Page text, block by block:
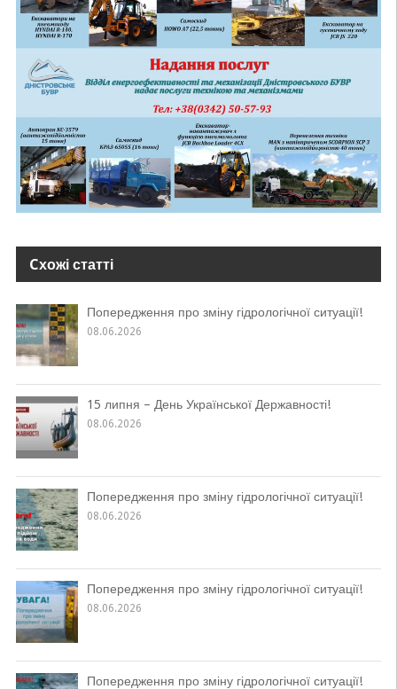
Cхожі статті
Попередження про зміну гідрологічної ситуації!
08.06.2026
15 липня – День Української Державності!
08.06.2026
Попередження про зміну гідрологічної ситуації!
08.06.2026
Попередження про зміну гідрологічної ситуації!
08.06.2026
Попередження про зміну гідрологічної ситуації!